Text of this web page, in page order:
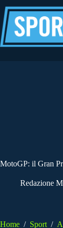
al
contenuto
MotoGP: il Gran
Redazione
Home / Sport /